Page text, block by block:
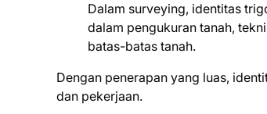
Dalam surveying, identitas
dalam pengukuran tanah,
batas-batas tanah.
Dengan penerapan yang luas,
dan pekerjaan.